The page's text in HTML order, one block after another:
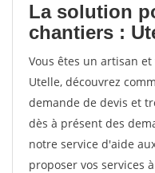
La solution
chantiers :
Vous êtes un artisan
Utelle, découvrez
demande de devis et
dès à présent des
notre service d'aide
proposer vos services